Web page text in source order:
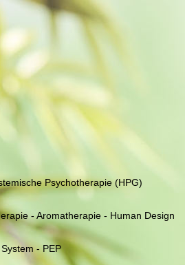
Psychotherapie (HPG)
- Aromatherapie - Human Design
System - PEP